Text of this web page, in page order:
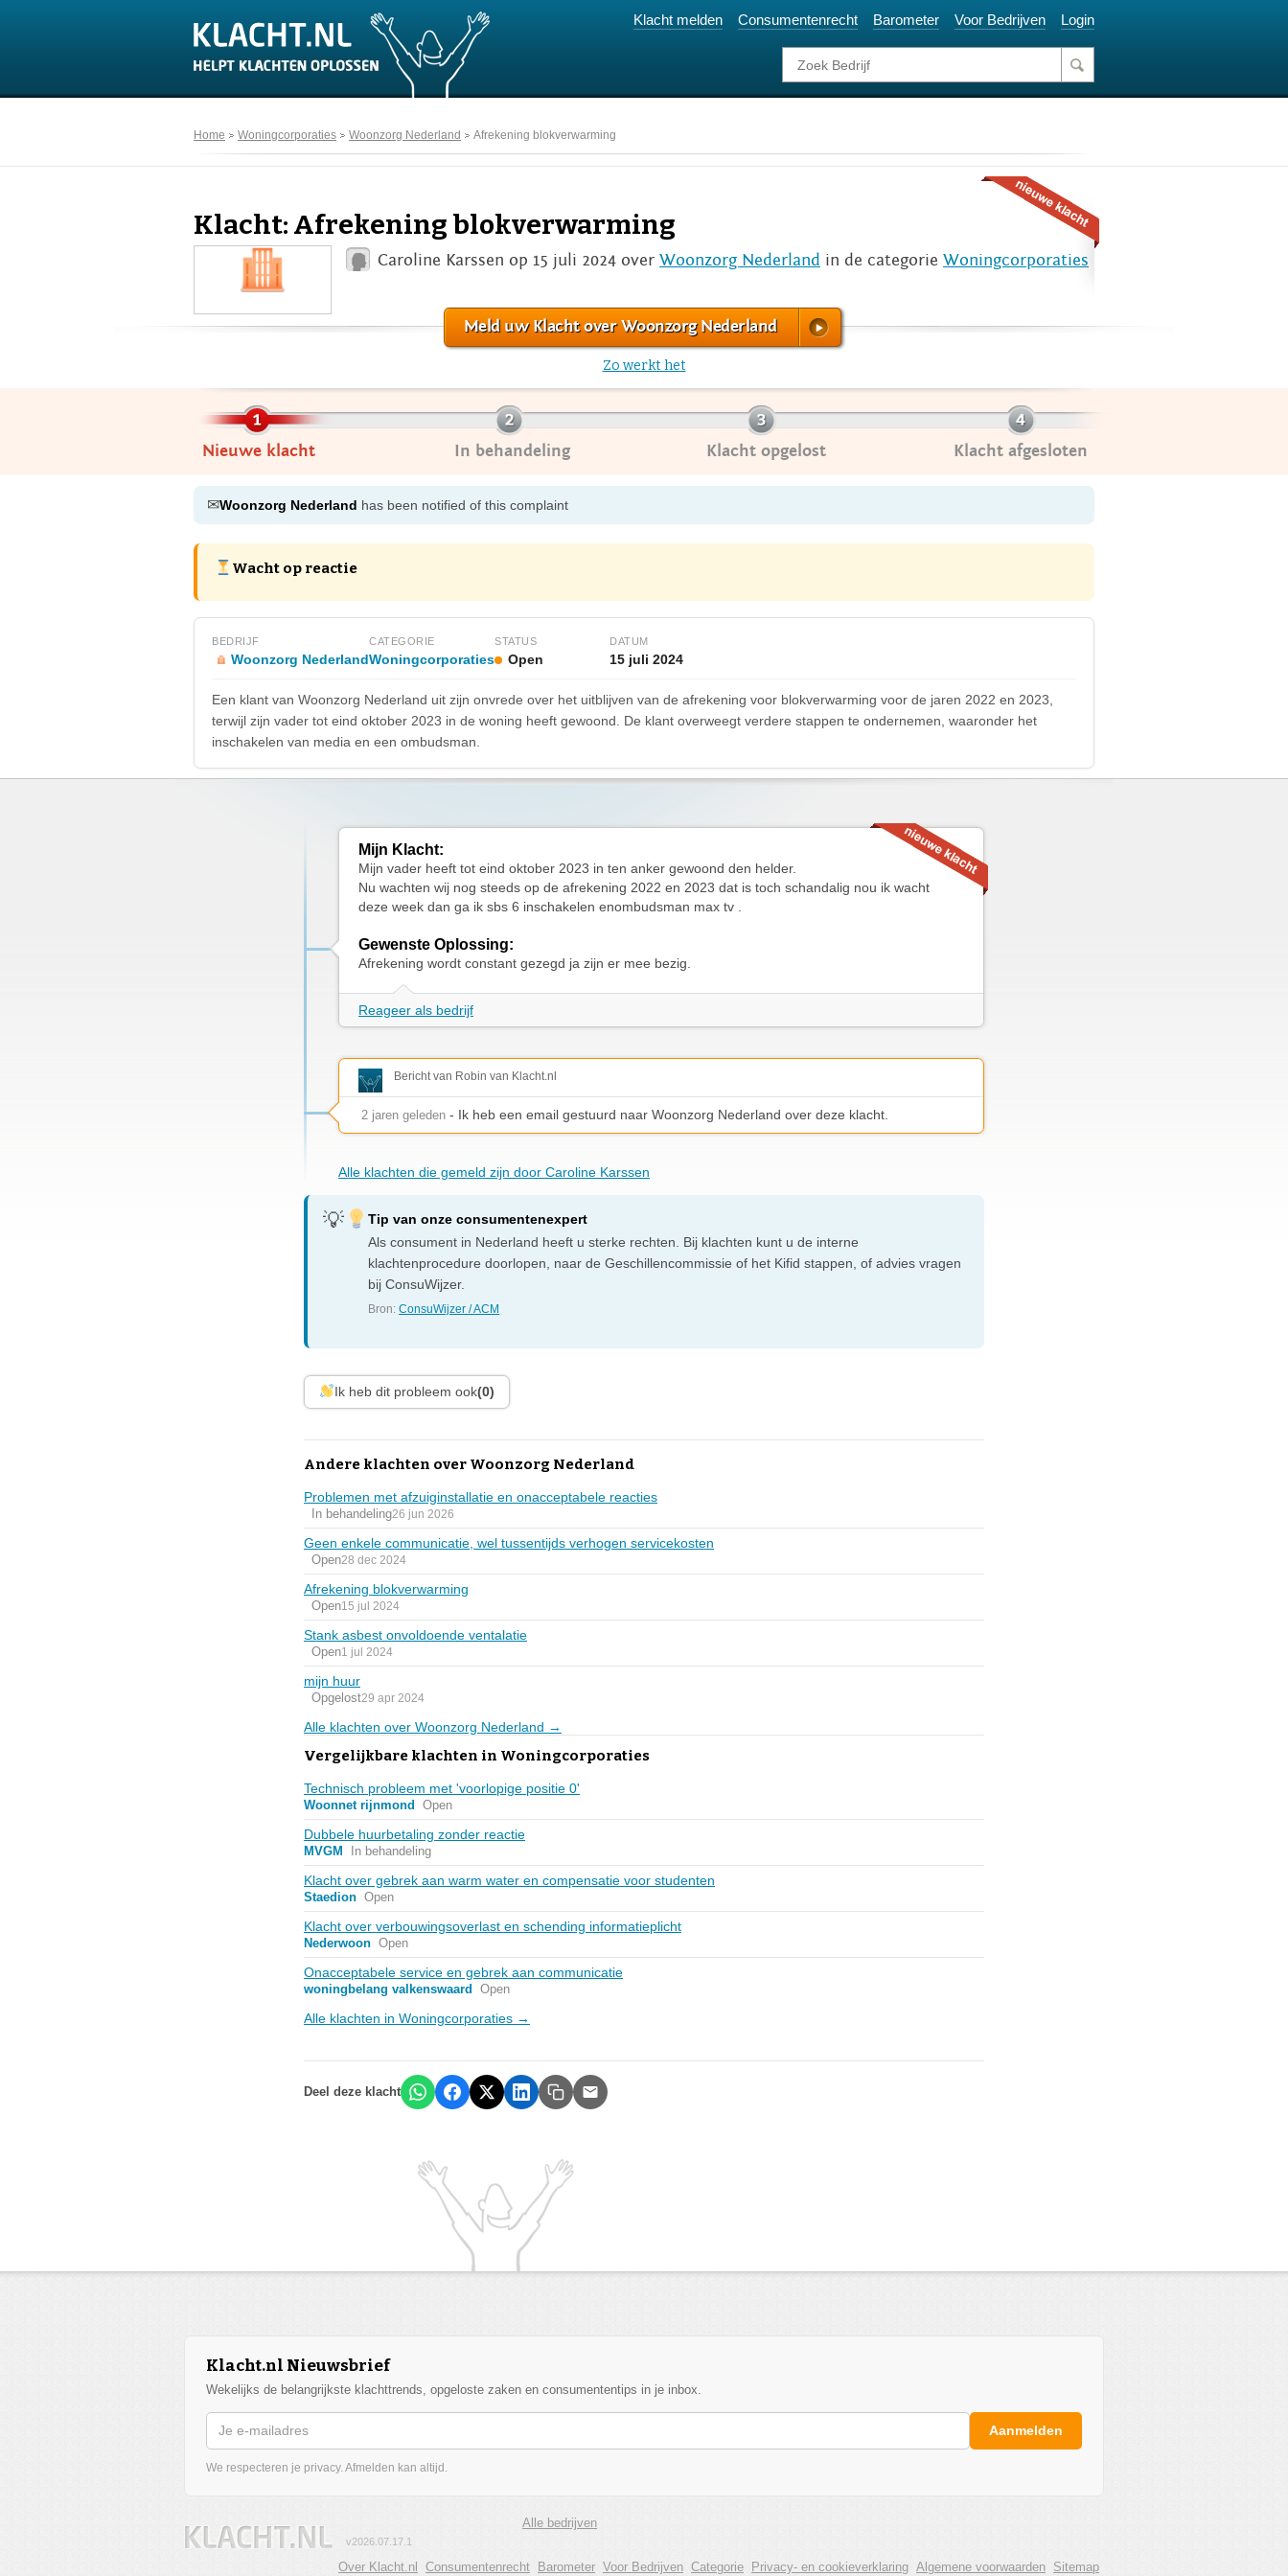
Klacht melden Consumentenrecht Barometer Voor Bedrijven Login
Home Woningcorporaties Woonzorg Nederland Afrekening blokverwarming
Klacht: Afrekening blokverwarming
Caroline Karssen op 15 juli 2024 over Woonzorg Nederland in de categorie Woningcorporaties
Meld uw Klacht over Woonzorg Nederland
Zo werkt het
Nieuwe klacht In behandeling Klacht opgelost Klacht afgesloten
✉Woonzorg Nederland has been notified of this complaint
Wacht op reactie
BEDRIJF
Woonzorg Nederland
CATEGORIE
Woningcorporaties
STATUS
Open
DATUM
15 juli 2024
Een klant van Woonzorg Nederland uit zijn onvrede over het uitblijven van de afrekening voor blokverwarming voor de jaren 2022 en 2023,
terwijl zijn vader tot eind oktober 2023 in de woning heeft gewoond. De klant overweegt verdere stappen te ondernemen, waaronder het
inschakelen van media en een ombudsman.
Mijn Klacht:
Mijn vader heeft tot eind oktober 2023 in ten anker gewoond den helder.
Nu wachten wij nog steeds op de afrekening 2022 en 2023 dat is toch schandalig nou ik wacht
deze week dan ga ik sbs 6 inschakelen enombudsman max tv .
Gewenste Oplossing:
Afrekening wordt constant gezegd ja zijn er mee bezig.
Reageer als bedrijf
Bericht van Robin van Klacht.nl
2 jaren geleden - Ik heb een email gestuurd naar Woonzorg Nederland over deze klacht.
Alle klachten die gemeld zijn door Caroline Karssen
Tip van onze consumentenexpert
Als consument in Nederland heeft u sterke rechten. Bij klachten kunt u de interne
klachtenprocedure doorlopen, naar de Geschillencommissie of het Kifid stappen, of advies vragen
bij ConsuWijzer.
Bron:ConsuWijzer / ACM
Ik heb dit probleem ook(0)
Andere klachten over Woonzorg Nederland
Problemen met afzuiginstallatie en onacceptabele reacties
In behandeling26 jun 2026
Geen enkele communicatie, wel tussentijds verhogen servicekosten
Open28 dec 2024
Afrekening blokverwarming
Open15 jul 2024
Stank asbest onvoldoende ventalatie
Open1 jul 2024
mijn huur
Opgelost29 apr 2024
Alle klachten over Woonzorg Nederland →
Vergelijkbare klachten in Woningcorporaties
Technisch probleem met 'voorlopige positie 0'
Woonnet rijnmond Open
Dubbele huurbetaling zonder reactie
MVGM In behandeling
Klacht over gebrek aan warm water en compensatie voor studenten
Staedion Open
Klacht over verbouwingsoverlast en schending informatieplicht
Nederwoon Open
Onacceptabele service en gebrek aan communicatie
woningbelang valkenswaard Open
Alle klachten in Woningcorporaties →
Deel deze klacht
Klacht.nl Nieuwsbrief
Wekelijks de belangrijkste klachttrends, opgeloste zaken en consumententips in je inbox.
Aanmelden
We respecteren je privacy. Afmelden kan altijd.
Alle bedrijven
v2026.07.17.1
Over Klacht.nl Consumentenrecht Barometer Voor Bedrijven Categorie Privacy- en cookieverklaring Algemene voorwaarden Sitemap